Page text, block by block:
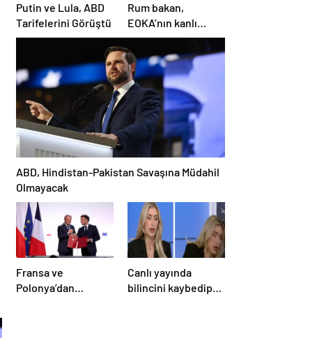
Putin ve Lula, ABD
Tarifelerini Görüştü
Rum bakan,
EOKA’nın kanlı
mirasına sahip çıkıp
Girne’yi hedef
gösterdi
ABD, Hindistan-Pakistan Savaşına Müdahil
Olmayacak
Fransa ve
Polonya’dan
Canlı yayında
bilincini kaybedip